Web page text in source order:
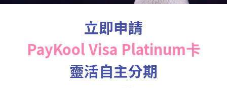
立即申請
PayKool Visa Platinum卡
靈活自主分期